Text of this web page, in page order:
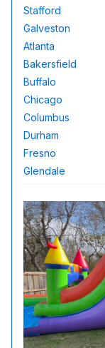
Stafford
Galveston
Atlanta
Bakersfield
Buffalo
Chicago
Columbus
Durham
Fresno
Glendale